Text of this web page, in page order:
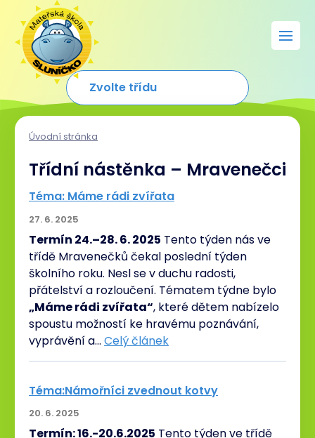
Úvodní stránka
Třídní nástěnka – Mravenečci
Téma: Máme rádi zvířata
27. 6. 2025
Termín 24.–28. 6. 2025 Tento týden nás ve
třídě Mravenečků čekal poslední týden
školního roku. Nesl se v duchu radosti,
přátelství a rozloučení. Tématem týdne bylo
„Máme rádi zvířata“, které dětem nabízelo
spoustu možností ke hravému poznávání,
vyprávění a… Celý článek
Téma:Námořníci zvednout kotvy
20. 6. 2025
Termín: 16.-20.6.2025 Tento týden ve třídě